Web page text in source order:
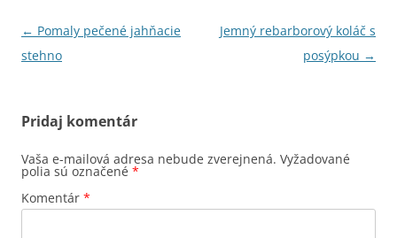
Navigácia
článkami
← Pomaly pečené jahňacie
stehno
Jemný rebarborový koláč s
posýpkou →
Pridaj komentár
Vaša e-mailová adresa nebude zverejnená. Vyžadované
polia sú označené *
Komentár *